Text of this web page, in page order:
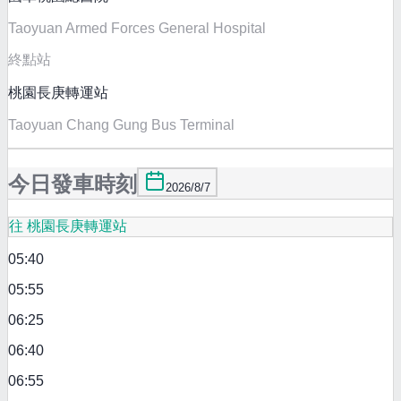
Taoyuan Armed Forces General Hospital
終點站
桃園長庚轉運站
Taoyuan Chang Gung Bus Terminal
今日發車時刻 2026/8/7
往 桃園長庚轉運站
05:40
05:55
06:25
06:40
06:55